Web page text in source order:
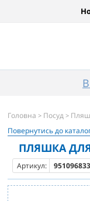
Головна > Посуд >
Повернутись до
ПЛЯШКА ДЛЯ
Артикул: